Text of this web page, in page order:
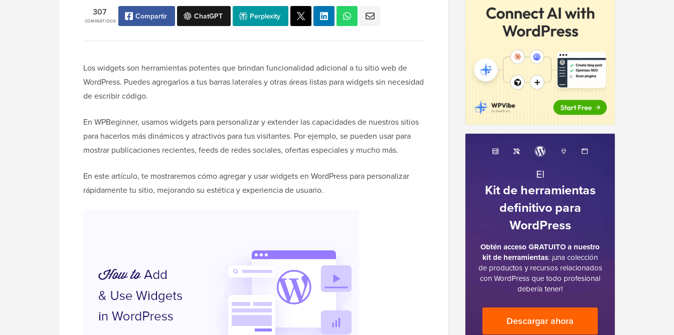
COMPARTIDOS
307 Compartir ChatGPT Perplexity
Los widgets son herramientas potentes que brindan funcionalidad adicional a tu sitio web de
WordPress. Puedes agregarlos a tus barras laterales y otras áreas listas para widgets sin necesidad
de escribir código.
En WPBeginner, usamos widgets para personalizar y extender las capacidades de nuestros sitios
para hacerlos más dinámicos y atractivos para tus visitantes. Por ejemplo, se pueden usar para
mostrar publicaciones recientes, feeds de redes sociales, ofertas especiales y mucho más.
En este artículo, te mostraremos cómo agregar y usar widgets en WordPress para personalizar
rápidamente tu sitio, mejorando su estética y experiencia de usuario.
El
Kit de herramientas
definitivo para
WordPress
Obtén acceso GRATUITO a nuestro
kit de herramientas: ¡una colección
de productos y recursos relacionados
con WordPress que todo profesional
debería tener!
Descargar ahora